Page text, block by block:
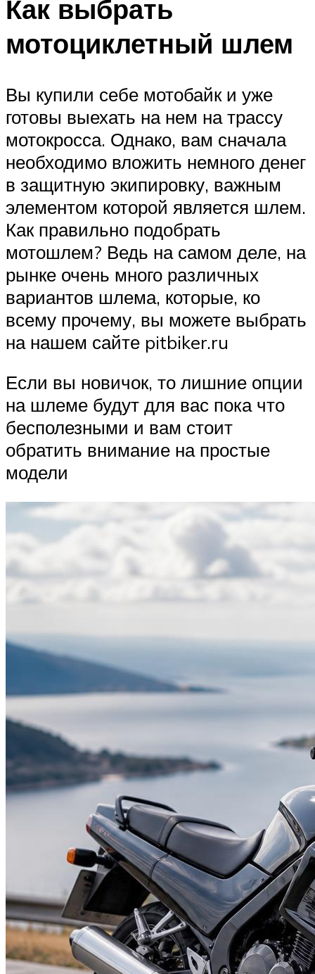
Как выбрать
мотоциклетный шлем
Вы купили себе мотобайк и уже
готовы выехать на нем на трассу
мотокросса. Однако, вам сначала
необходимо вложить немного денег
в защитную экипировку, важным
элементом которой является шлем.
Как правильно подобрать
мотошлем? Ведь на самом деле, на
рынке очень много различных
вариантов шлема, которые, ко
всему прочему, вы можете выбрать
на нашем сайте pitbiker.ru
Если вы новичок, то лишние опции
на шлеме будут для вас пока что
бесполезными и вам стоит
обратить внимание на простые
модели